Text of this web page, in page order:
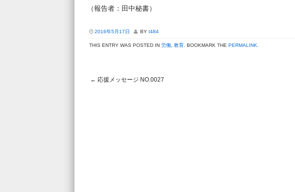
（報告者：田中秘書）
2016年5月17日 BY I484
THIS ENTRY WAS POSTED IN 労働 教育 . BOOKMARK THE PERMALINK
← 応援メッセージ NO.0027